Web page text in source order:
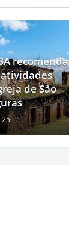
recomenda
de São